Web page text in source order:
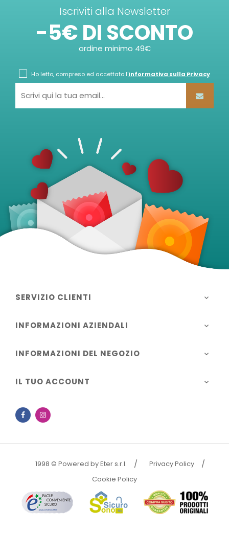
Iscriviti alla Newsletter
-5€ DI SCONTO
ordine minimo 49€
Ho letto, compreso ed accettato l'Informativa sulla Privacy
SERVIZIO CLIENTI 
INFORMAZIONI AZIENDALI 
INFORMAZIONI DEL NEGOZIO 
IL TUO ACCOUNT 
Facebook
1998 © Powered by Eter s.r.l.
Privacy Policy
Cookie Policy